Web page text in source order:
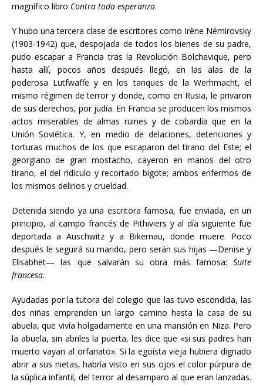
magnífico libro Contra toda esperanza.
Y hubo una tercera clase de escritores como Irène Némirovsky
(1903-1942) que, despojada de todos los bienes de su padre,
pudo escapar a Francia tras la Revolución Bolchevique, pero
hasta allí, pocos años después llegó, en las alas de la
poderosa Lutfwaffe y en los tanques de la Werhmacht, el
mismo régimen de terror y donde, como en Rusia, le privaron
de sus derechos, por judía. En Francia se producen los mismos
actos miserables de almas ruines y de cobardía que en la
Unión Soviética. Y, en medio de delaciones, detenciones y
torturas muchos de los que escaparon del tirano del Este; el
georgiano de gran mostacho, cayeron en manos del otro
tirano, el del ridículo y recortado bigote; ambos enfermos de
los mismos delirios y crueldad.
Detenida siendo ya una escritora famosa, fue enviada, en un
principio, al campo francés de Pithiviers y al día siguiente fue
deportada a Auschwitz y a Bikernau, donde muere. Poco
después le seguirá su marido, pero serán sus hijas —Denise y
Elisabhet— las que salvarán su obra más famosa: Suite
francesa.
Ayudadas por la tutora del colegio que las tuvo escondida, las
dos niñas emprenden un largo camino hasta la casa de su
abuela, que vivía holgadamente en una mansión en Niza. Pero
la abuela, sin abriles la puerta, les dice que «si sus padres han
muerto vayan al orfanato». Si la egoísta vieja hubiera dignado
abrir a sus nietas, habría visto en sus ojos el color púrpura de
la súplica infantil, del terror al desamparo al que eran lanzadas.